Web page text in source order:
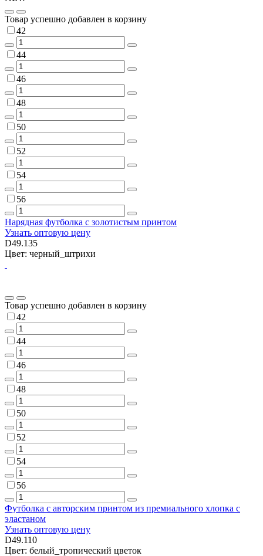
Товар успешно добавлен в корзину
42
44
46
48
50
52
54
56
Нарядная футболка с золотистым принтом
Узнать оптовую цену
D49.135
Цвет: черный_штрихи
Товар успешно добавлен в корзину
42
44
46
48
50
52
54
56
Футболка с авторским принтом из премиального хлопка с
эластаном
Узнать оптовую цену
D49.110
Цвет: белый_тропический цветок